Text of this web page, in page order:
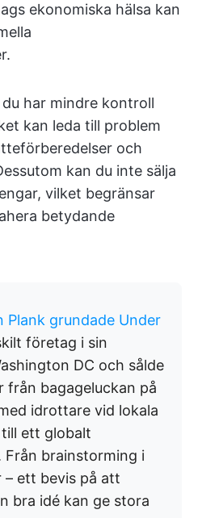
ekonomiska hälsa kan
har mindre kontroll
kan leda till problem
och
kan du inte sälja
vilket begränsar
betydande
Plank grundade Under
företag i sin
DC och sålde
bagageluckan på
idrottare vid lokala
ett globalt
brainstorming i
– ett bevis på att
bra idé kan ge stora